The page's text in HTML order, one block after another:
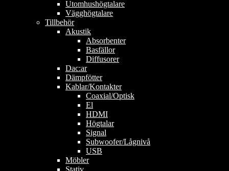
Utomhushögtalare
Vägghögtalare
Tillbehör
Akustik
Absorbenter
Basfällor
Diffusorer
Dac:ar
Dämpfötter
Kablar/Kontakter
Coaxial/Optisk
El
HDMI
Högtalar
Signal
Subwoofer/Lågnivå
USB
Möbler
Stativ